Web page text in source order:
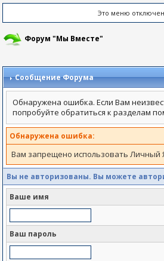
Это меню
Форум "Мы Вместе"
Сообщение Форума
Обнаружена ошибка. Если Вам
попробуйте обратиться к разделам
Обнаружена ошибка:
Вам запрещено использовать Личный
Вы не авторизованы. Вы можете
Ваше имя
Ваш пароль